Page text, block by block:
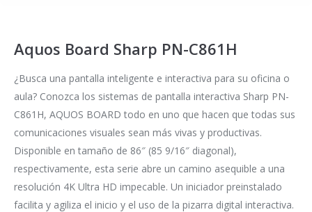
Aquos Board Sharp PN-C861H
¿Busca una pantalla inteligente e interactiva para su oficina o
aula? Conozca los sistemas de pantalla interactiva Sharp PN-
C861H, AQUOS BOARD todo en uno que hacen que todas sus
comunicaciones visuales sean más vivas y productivas.
Disponible en tamaño de 86″ (85 9/16″ diagonal),
respectivamente, esta serie abre un camino asequible a una
resolución 4K Ultra HD impecable. Un iniciador preinstalado
facilita y agiliza el inicio y el uso de la pizarra digital interactiva.